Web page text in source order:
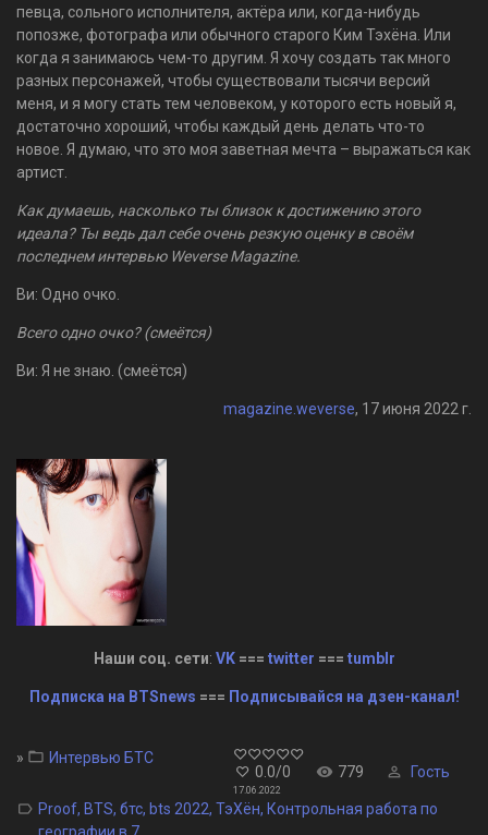
певца, сольного исполнителя, актёра или, когда-нибудь
попозже, фотографа или обычного старого Ким Тэхёна. Или
когда я занимаюсь чем-то другим. Я хочу создать так много
разных персонажей, чтобы существовали тысячи версий
меня, и я могу стать тем человеком, у которого есть новый я,
достаточно хороший, чтобы каждый день делать что-то
новое. Я думаю, что это моя заветная мечта – выражаться как
артист.
Как думаешь, насколько ты близок к достижению этого
идеала? Ты ведь дал себе очень резкую оценку в своём
последнем интервью Weverse Magazine.
Ви: Одно очко.
Всего одно очко? (смеётся)
Ви: Я не знаю. (смеётся)
magazine.weverse, 17 июня 2022 г.
Наши соц. сети: VK=== twitter === tumblr
Подписка на BTSnews === Подписывайся на дзен-канал!
0.0/0 779 Гость
17.06.2022
» Интервью БТС
Proof, BTS, бтс, bts 2022, ТэХён, Контрольная работа по